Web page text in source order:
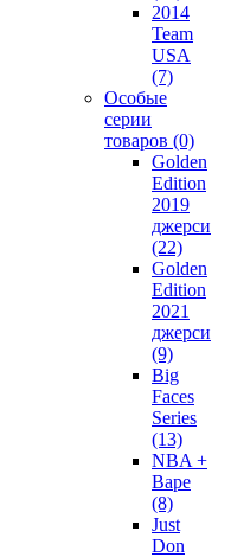
2014
Team
USA
(7)
Особые
серии
товаров (0)
Golden
Edition
2019
джерси
(22)
Golden
Edition
2021
джерси
(9)
Big
Faces
Series
(13)
NBA +
Bape
(8)
Just
Don